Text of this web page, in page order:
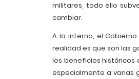
militares, todo ello
cambiar.
A la interna, el
realidad es que son las
los beneficios históricos
especialmente a varias